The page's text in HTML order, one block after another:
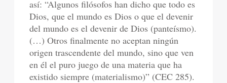
así: “Algunos filósofos han dicho que todo es
Dios, que el mundo es Dios o que el devenir
del mundo es el devenir de Dios (panteísmo).
(…) Otros finalmente no aceptan ningún
origen trascendente del mundo, sino que ven
en él el puro juego de una materia que ha
existido siempre (materialismo)” (CEC 285).